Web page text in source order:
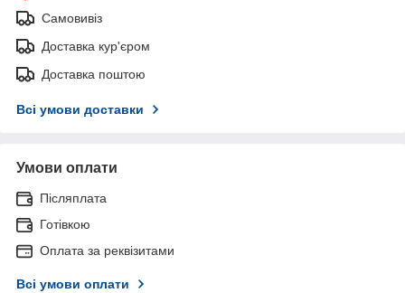
Самовивіз
Доставка кур'єром
Доставка поштою
Всі умови доставки
Умови оплати
Післяплата
Готівкою
Оплата за реквізитами
Всі умови оплати